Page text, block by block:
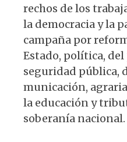
rechos de los
la democracia y la
campaña por
Estado, política,
seguridad pública,
municación,
la educación y
soberanía nacional.